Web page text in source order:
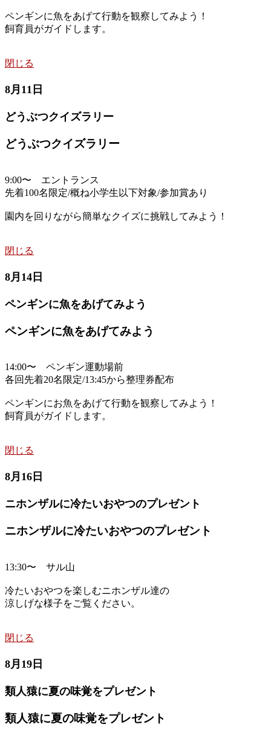
ペンギンに魚をあげて行動を観察してみよう！
飼育員がガイドします。
閉じる
8月11日
どうぶつクイズラリー
どうぶつクイズラリー
9:00〜 エントランス
先着100名限定/概ね小学生以下対象/参加賞あり
園内を回りながら簡単なクイズに挑戦してみよう！
閉じる
8月14日
ペンギンに魚をあげてみよう
ペンギンに魚をあげてみよう
14:00〜 ペンギン運動場前
各回先着20名限定/13:45から整理券配布
ペンギンにお魚をあげて行動を観察してみよう！
飼育員がガイドします。
閉じる
8月16日
ニホンザルに冷たいおやつのプレゼント
ニホンザルに冷たいおやつのプレゼント
13:30〜 サル山
冷たいおやつを楽しむニホンザル達の
涼しげな様子をご覧ください。
閉じる
8月19日
類人猿に夏の味覚をプレゼント
類人猿に夏の味覚をプレゼント